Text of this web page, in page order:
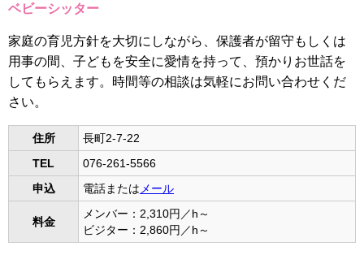
ベビーシッター
家庭の育児方針を大切にしながら、保護者が留守もしくは
用事の間、子どもを安全に愛情を持って、預かりお世話を
してもらえます。時間等の相談は気軽にお問い合わせくだ
さい。
住所
長町2-7-22
TEL
076-261-5566
申込
電話または メール
料金
メンバー：2,310円／h～
ビジター：2,860円／h～